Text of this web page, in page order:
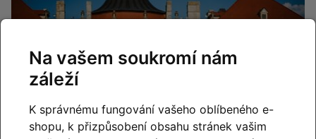
Na vašem soukromí nám
záleží
K správnému fungování vašeho oblíbeného e-
shopu, k přizpůsobení obsahu stránek vašim